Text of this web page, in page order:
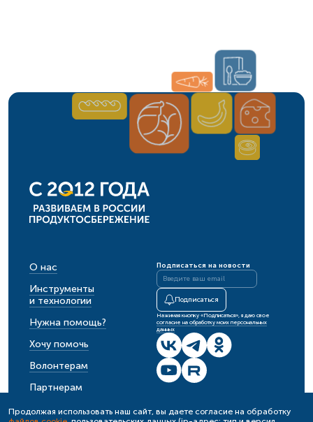
О нас
Инструменты
и технологии
Нужна помощь?
Хочу помочь
Волонтерам
Партнерам
События
Подписаться на новости
Подписаться
Нажимая кнопку «Подписаться», я даю свое
согласие на обработку моих персональных
данных
Продолжая использовать наш сайт, вы даете согласие на обработку